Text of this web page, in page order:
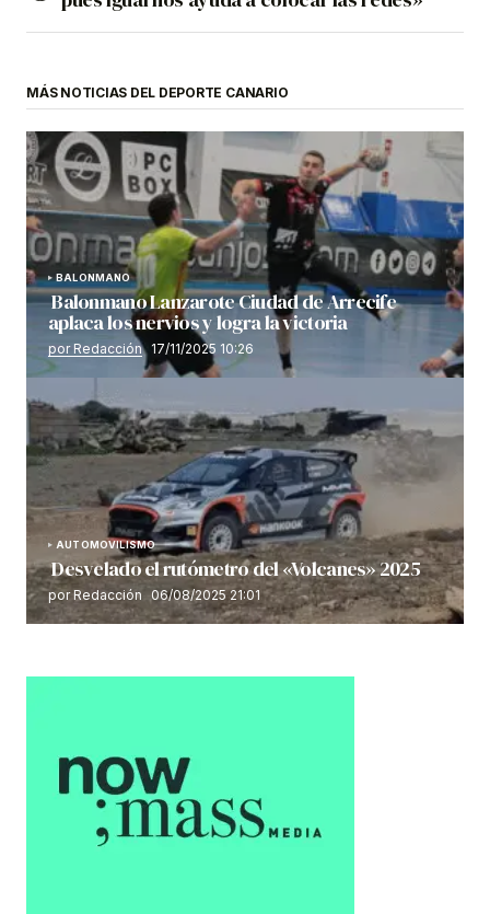
MÁS NOTICIAS DEL DEPORTE CANARIO
BALONMANO
Balonmano Lanzarote Ciudad de Arrecife
aplaca los nervios y logra la victoria
por Redacción 17/11/2025 10:26
AUTOMOVILISMO
Desvelado el rutómetro del «Volcanes» 2025
por Redacción 06/08/2025 21:01